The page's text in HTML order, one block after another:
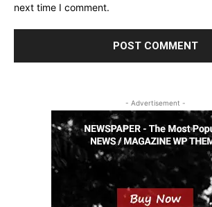
next time I comment.
- Advertisement -